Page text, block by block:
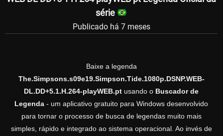
série
Publicado há 7 meses
Baixe a legenda
The.Simpsons.s09e19.Simpson.Tide.1080p.DSNP.WEB-
DL.DD+5.1.H.264-playWEB.pt usando o Buscador de
Legenda - um aplicativo gratuito para Windows desenvolvido
para tornar o processo de busca de legendas muito mais
simples, rápido e integrado ao sistema operacional. Ao invés de